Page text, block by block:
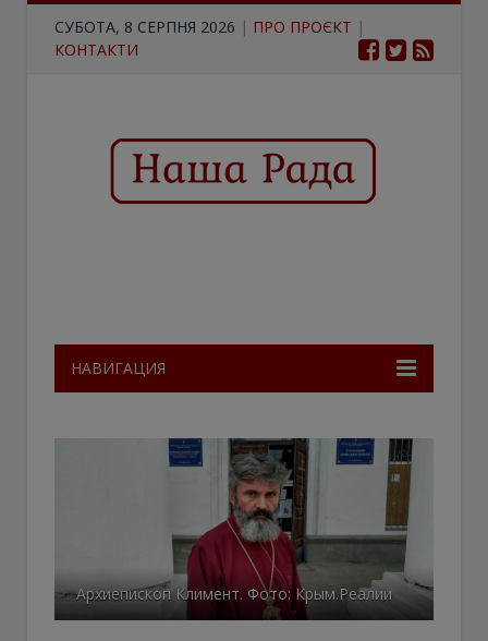
СУБОТА, 8 СЕРПНЯ 2026 | ПРО ПРОЄКТ |
КОНТАКТИ
НАВИГАЦИЯ
Архиепископ Климент. Фото: Крым.Реалии